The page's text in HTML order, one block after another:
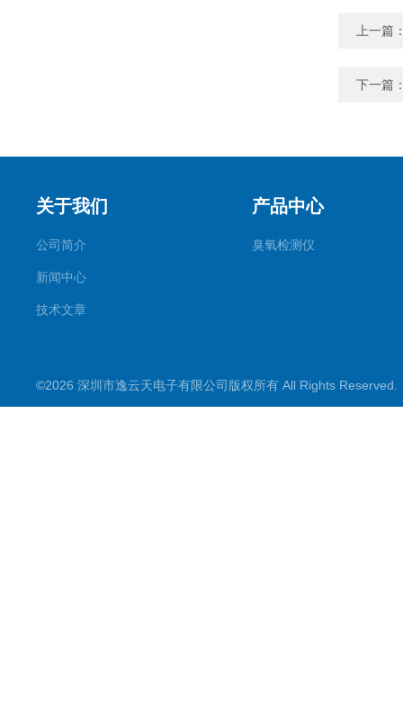
上一篇
下一篇
关于我们
公司简介
新闻中心
技术文章
产品中心
臭氧检测仪
©2026 深圳市逸云天电子有限公司版权所有 All Rights